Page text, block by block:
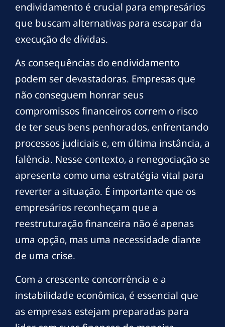
endividamento é crucial para empresários
que buscam alternativas para escapar da
execução de dívidas.
As consequências do endividamento
podem ser devastadoras. Empresas que
não conseguem honrar seus
compromissos financeiros correm o risco
de ter seus bens penhorados, enfrentando
processos judiciais e, em última instância, a
falência. Nesse contexto, a renegociação se
apresenta como uma estratégia vital para
reverter a situação. É importante que os
empresários reconheçam que a
reestruturação financeira não é apenas
uma opção, mas uma necessidade diante
de uma crise.
Com a crescente concorrência e a
instabilidade econômica, é essencial que
as empresas estejam preparadas para